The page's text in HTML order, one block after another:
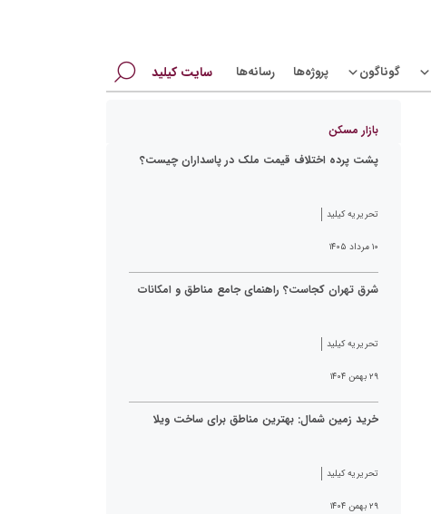
برای:
گوناگون پروژه‌ها رسانه‌ها سایت کیلید
بازار مسکن
پشت پرده اختلاف قیمت ملک در پاسداران چیست؟
تحریریه کیلید
۱۰ مرداد ۱۴۰۵
شرق تهران کجاست؟ راهنمای جامع مناطق و امکانات
تحریریه کیلید
۲۹ بهمن ۱۴۰۴
خرید زمین شمال: بهترین مناطق برای ساخت ویلا
تحریریه کیلید
۲۹ بهمن ۱۴۰۴